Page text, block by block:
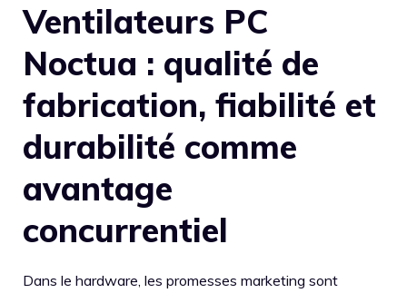
Ventilateurs PC
Noctua : qualité de
fabrication, fiabilité et
durabilité comme
avantage
concurrentiel
Dans le hardware, les promesses marketing sont